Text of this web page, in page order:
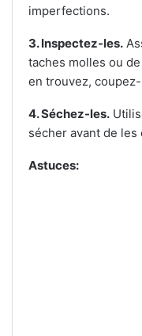
imperfections.
3. Inspectez-les.
taches molles ou
en trouvez,
4. Séchez-les.
sécher avant de
Astuces: